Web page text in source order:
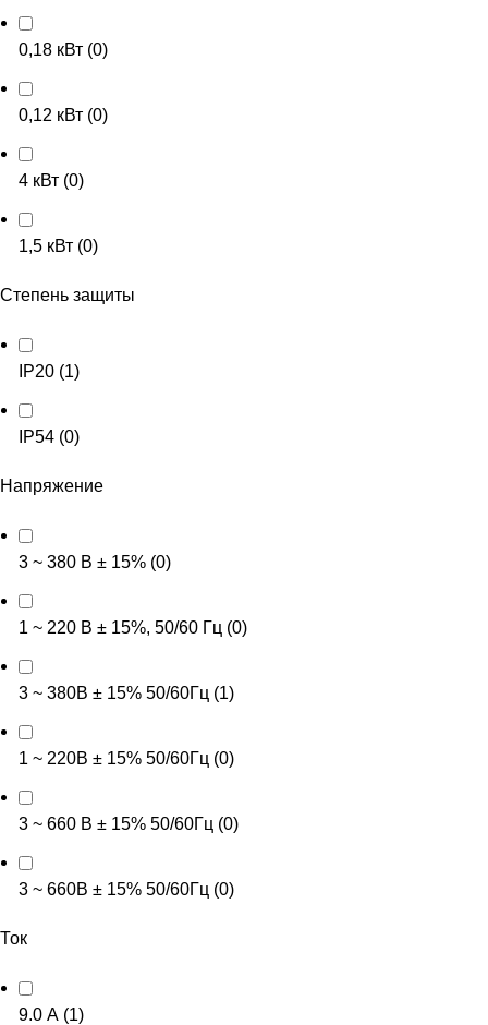
0,18 кВт (0)
0,12 кВт (0)
4 кВт (0)
1,5 кВт (0)
Степень защиты
IP20 (1)
IP54 (0)
Напряжение
3 ~ 380 В ± 15% (0)
1 ~ 220 В ± 15%, 50/60 Гц (0)
3 ~ 380В ± 15% 50/60Гц (1)
1 ~ 220В ± 15% 50/60Гц (0)
3 ~ 660 В ± 15% 50/60Гц (0)
3 ~ 660В ± 15% 50/60Гц (0)
Ток
9.0 А (1)